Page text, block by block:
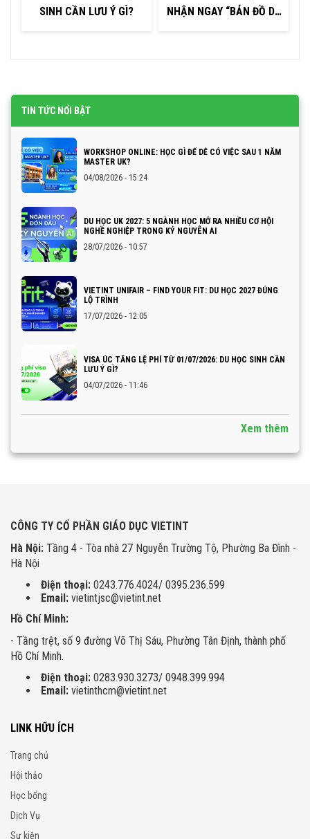
SINH CẦN LƯU Ý GÌ?
NHẬN NGAY “BẢN ĐỒ DU
TIN TỨC NỔI BẬT
WORKSHOP ONLINE: HỌC GÌ ĐỂ DỄ CÓ VIỆC SAU 1 NĂM
MASTER UK?
04/08/2026 - 15:24
DU HỌC UK 2027: 5 NGÀNH HỌC MỞ RA NHIỀU CƠ HỘI
NGHỀ NGHIỆP TRONG KỶ NGUYÊN AI
28/07/2026 - 10:57
VIETINT UNIFAIR – FIND YOUR FIT: DU HỌC 2027 ĐÚNG
LỘ TRÌNH
17/07/2026 - 12:05
VISA ÚC TĂNG LỆ PHÍ TỪ 01/07/2026: DU HỌC SINH CẦN
LƯU Ý GÌ?
04/07/2026 - 11:46
Xem thêm
CÔNG TY CỔ PHẦN GIÁO DỤC VIETINT
Hà Nội: Tầng 4 - Tòa nhà 27 Nguyễn Trường Tộ, Phường Ba Đình -
Hà Nội
Điện thoại: 0243.776.4024/ 0395.236.599
Email: vietintjsc@vietint.net
Hồ Chí Minh:
- Tầng trệt, số 9 đường Võ Thị Sáu, Phường Tân Định, thành phố
Hồ Chí Minh.
Điện thoại: 0283.930.3273/ 0948.399.994
Email: vietinthcm@vietint.net
LINK HỮU ÍCH
Trang chủ
Hội thảo
Học bổng
Dịch Vụ
Sự kiện